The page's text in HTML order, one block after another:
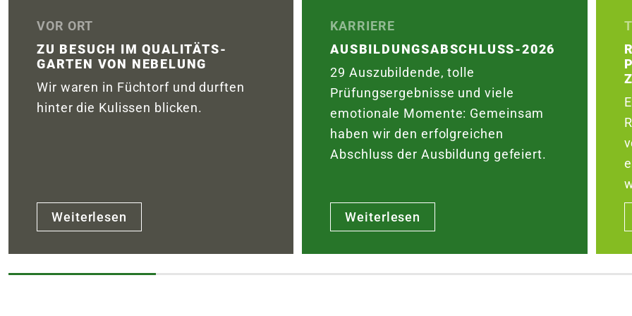
VOR ORT
ZU BESUCH IM QUALITÄTS­
GARTEN VON NEBELUNG
Wir waren in Füchtorf und durften
hinter die Kulissen blicken.
Weiterlesen
KARRIERE
AUSBILDUNGS­ABSCHLUSS-2026
29 Auszubildende, tolle
Prüfungsergebnisse und viele
emotionale Momente: Gemeinsam
haben wir den erfolgreichen
Abschluss der Ausbildung gefeiert.
Weiterlesen